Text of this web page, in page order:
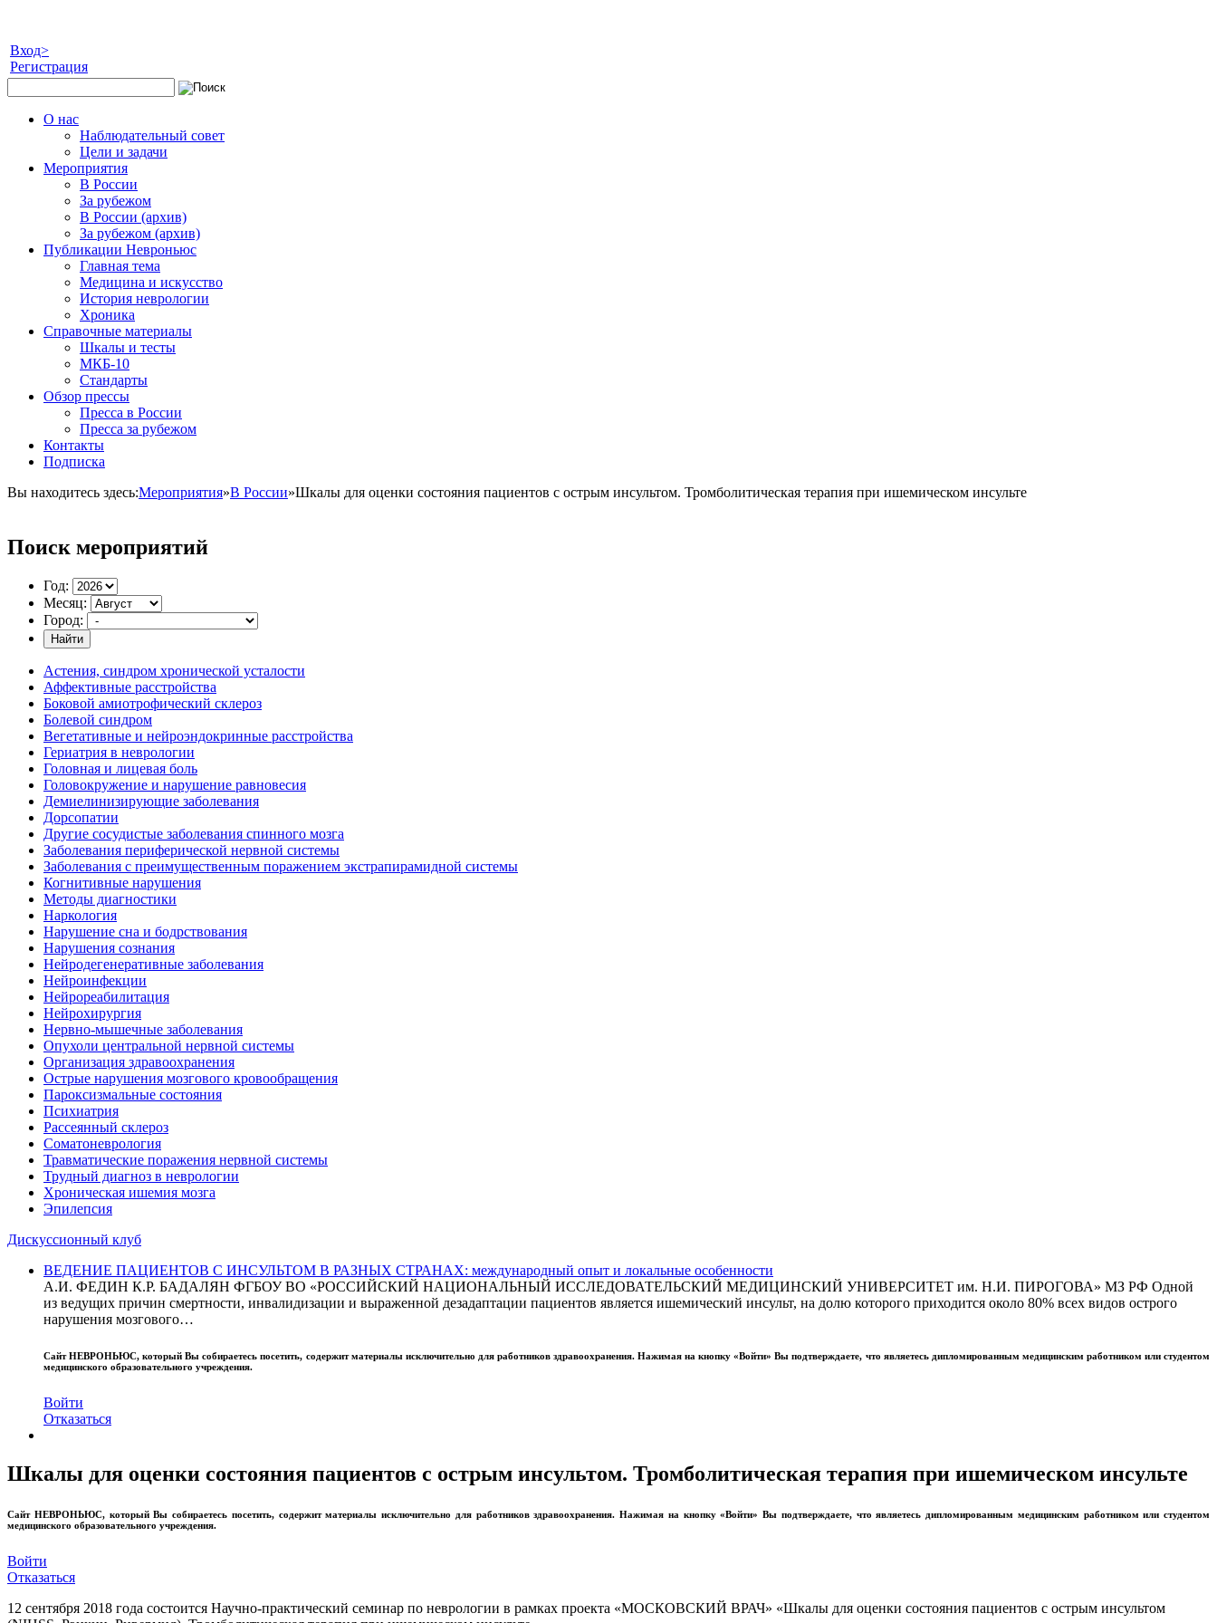
Вход>
Регистрация
О нас
Наблюдательный совет
Цели и задачи
Мероприятия
В России
За рубежом
В России (архив)
За рубежом (архив)
Публикации Невроньюс
Главная тема
Медицина и искусство
История неврологии
Хроника
Справочные материалы
Шкалы и тесты
МКБ-10
Стандарты
Обзор прессы
Пресса в России
Пресса за рубежом
Контакты
Подписка
Вы находитесь здесь:Мероприятия»В России»Шкалы для оценки состояния пациентов с острым инсультом. Тромболитическая терапия при ишемическом инсульте
Поиск мероприятий
Год:
Месяц:
Город:
Найти
Астения, синдром хронической усталости
Аффективные расстройства
Боковой амиотрофический склероз
Болевой синдром
Вегетативные и нейроэндокринные расстройства
Гериатрия в неврологии
Головная и лицевая боль
Головокружение и нарушение равновесия
Демиелинизирующие заболевания
Дорсопатии
Другие сосудистые заболевания спинного мозга
Заболевания периферической нервной системы
Заболевания с преимущественным поражением экстрапирамидной системы
Когнитивные нарушения
Методы диагностики
Наркология
Нарушение сна и бодрствования
Нарушения сознания
Нейродегенеративные заболевания
Нейроинфекции
Нейрореабилитация
Нейрохирургия
Нервно-мышечные заболевания
Опухоли центральной нервной системы
Организация здравоохранения
Острые нарушения мозгового кровообращения
Пароксизмальные состояния
Психиатрия
Рассеянный склероз
Соматоневрология
Травматические поражения нервной системы
Трудный диагноз в неврологии
Хроническая ишемия мозга
Эпилепсия
Дискуссионный клуб
ВЕДЕНИЕ ПАЦИЕНТОВ С ИНСУЛЬТОМ В РАЗНЫХ СТРАНАХ: международный опыт и локальные особенности
А.И. ФЕДИН К.Р. БАДАЛЯН ФГБОУ ВО «РОССИЙСКИЙ НАЦИОНАЛЬНЫЙ ИССЛЕДОВАТЕЛЬСКИЙ МЕДИЦИНСКИЙ УНИВЕРСИТЕТ им. Н.И. ПИРОГОВА» МЗ РФ Одной
из ведущих причин смертности, инвалидизации и выраженной дезадаптации пациентов является ишемический инсульт, на долю которого приходится около 80% всех видов острого
нарушения мозгового…
СайтНЕВРОНЬЮС, который Вы собираетесь посетить, содержит материалы исключительно для работников здравоохранения. Нажимая на кнопку «Войти» Вы подтверждаете, что являетесь дипломированным медицинским работником или студентом
медицинского образовательного учреждения.
Войти
Отказаться
Шкалы для оценки состояния пациентов с острым инсультом. Тромболитическая терапия при ишемическом инсульте
Сайт НЕВРОНЬЮС, который Вы собираетесь посетить, содержит материалы исключительно для работников здравоохранения. Нажимая на кнопку «Войти» Вы подтверждаете, что являетесь дипломированным медицинским работником или студентом
медицинского образовательного учреждения.
Войти
Отказаться
12 сентября 2018 года состоится Научно-практический семинар по неврологии в рамках проекта «МОСКОВСКИЙ ВРАЧ» «Шкалы для оценки состояния пациентов с острым инсультом